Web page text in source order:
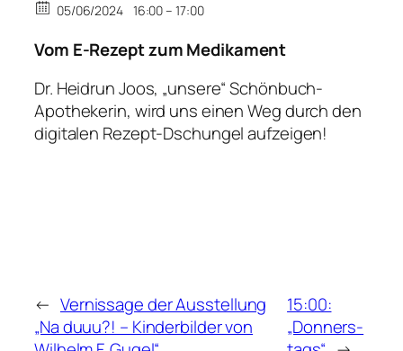
05/06/2024 16:00 – 17:00
Vom E-Rezept zum Medikament
Dr. Heidrun Joos, „unsere“ Schönbuch-
Apothekerin, wird uns einen Weg durch den
digitalen Rezept-Dschungel aufzeigen!
← Vernissage der Ausstellung
„Na duuu?! – Kinderbilder von
15:00:
„Donners-